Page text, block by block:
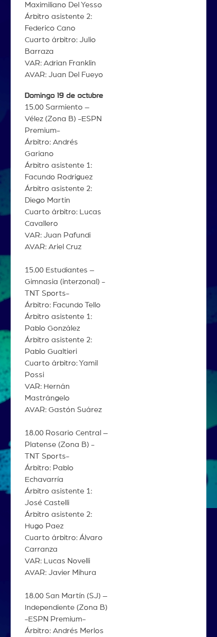
Maximiliano Del Yesso
Árbitro asistente 2:
Federico Cano
Cuarto árbitro: Julio
Barraza
VAR: Adrian Franklin
AVAR: Juan Del Fueyo
Domingo 19 de octubre
15.00 Sarmiento –
Vélez (Zona B) -ESPN
Premium-
Árbitro: Andrés
Gariano
Árbitro asistente 1:
Facundo Rodriguez
Árbitro asistente 2:
Diego Martin
Cuarto árbitro: Lucas
Cavallero
VAR: Juan Pafundi
AVAR: Ariel Cruz
15.00 Estudiantes –
Gimnasia (interzonal) -
TNT Sports-
Árbitro: Facundo Tello
Árbitro asistente 1:
Pablo González
Árbitro asistente 2:
Pablo Gualtieri
Cuarto árbitro: Yamil
Possi
VAR: Hernán
Mastrángelo
AVAR: Gastón Suárez
18.00 Rosario Central –
Platense (Zona B) -
TNT Sports-
Árbitro: Pablo
Echavarría
Árbitro asistente 1:
José Castelli
Árbitro asistente 2:
Hugo Paez
Cuarto árbitro: Álvaro
Carranza
VAR: Lucas Novelli
AVAR: Javier Mihura
18.00 San Martín (SJ) –
Independiente (Zona B)
-ESPN Premium-
Árbitro: Andrés Merlos